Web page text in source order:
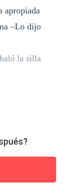
apropiada
–Lo dijo
la silla